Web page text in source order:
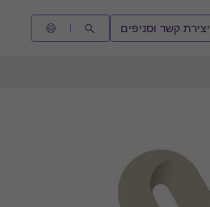
יצירת קשר וסניפים